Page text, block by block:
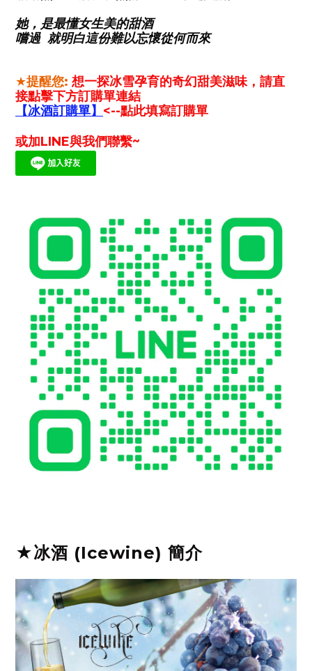
她，是最懂女生美的甜酒
嚐過 就明白這份難以忘懷從何而來
★提醒您: 想一探冰雪孕育的奇幻甜美滋味，請直
接點擊下方訂購單連結
【冰酒訂購單】 <--點此填寫訂購單
或加LINE與我們聯繫~
★冰酒 (Icewine) 簡介